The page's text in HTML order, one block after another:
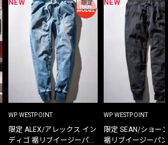
NEW 限定
WP WESTPOINT
限定 ALEX/アレックス イン
ディゴ 裾リブイージーパン
NEW
WP WESTPOINT
限定 SEAN/ショー
裾リブイージーパ